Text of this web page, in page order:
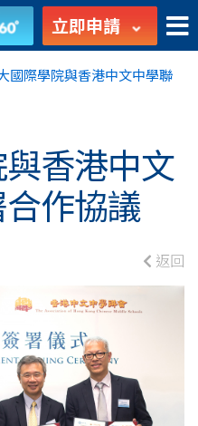
立即申請
國際學院與香港中文中學聯
香港中文
作協議
返回